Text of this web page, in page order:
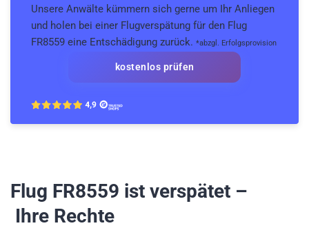
Unsere Anwälte kümmern sich gerne um Ihr Anliegen
und holen bei einer Flugverspätung für den Flug
FR8559 eine Entschädigung zurück. *abzgl. Erfolgsprovision
kostenlos prüfen
Flug FR8559 ist verspätet –
Ihre Rechte